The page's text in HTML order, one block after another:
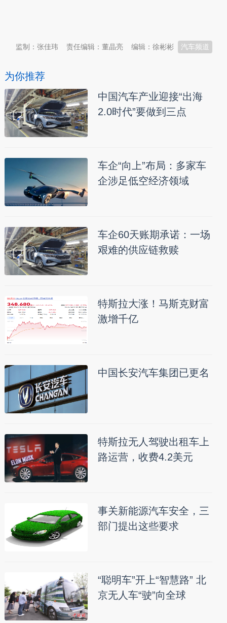
汽车频道
编辑：徐彬彬
责任编辑：董晶亮
监制：张佳玮
为你推荐
中国汽车产业迎接“出海
2.0时代”要做到三点
车企“向上”布局：多家车
企涉足低空经济领域
车企60天账期承诺：一场
艰难的供应链救赎
特斯拉大涨！马斯克财富
激增千亿
中国长安汽车集团已更名
特斯拉无人驾驶出租车上
路运营，收费4.2美元
事关新能源汽车安全，三
部门提出这些要求
“聪明车”开上“智慧路” 北
京无人车“驶”向全球